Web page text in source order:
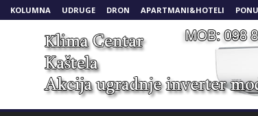
KOLUMNA UDRUGE DRON APARTMANI&HOTELI